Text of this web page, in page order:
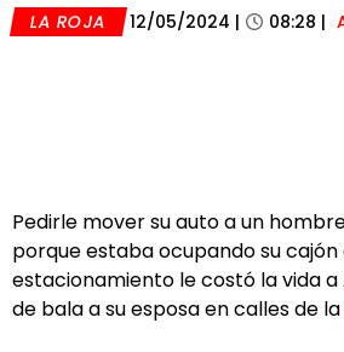
LA ROJA 12/05/2024 | 08:28 |
Pedirle mover su auto a un
porque estaba ocupando su cajón
estacionamiento le costó la vida a
de bala a su esposa en calles de la